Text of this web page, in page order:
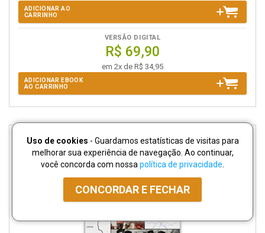
ADICIONAR AO
CARRINHO
VERSÃO DIGITAL
R$ 69,90
em 2x de R$ 34,95
ADICIONAR EBOOK
AO CARRINHO
Uso de cookies - Guardamos estatísticas de visitas para
melhorar sua experiência de navegação. Ao continuar,
você concorda com nossa política de privacidade
CONCORDAR E FECHAR